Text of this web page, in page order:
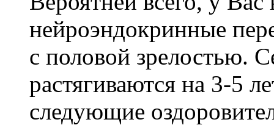
нейроэндокринные
с половой зрелостью.
растягиваются на 3-5
следующие